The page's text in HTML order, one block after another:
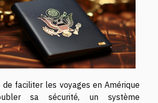
de faciliter les voyages en Amérique
sa sécurité, un système